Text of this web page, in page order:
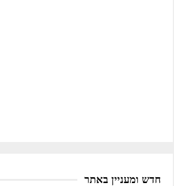
חדש ומעניין באתר